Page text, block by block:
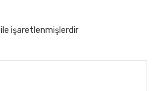
ile işaretlenmişlerdir